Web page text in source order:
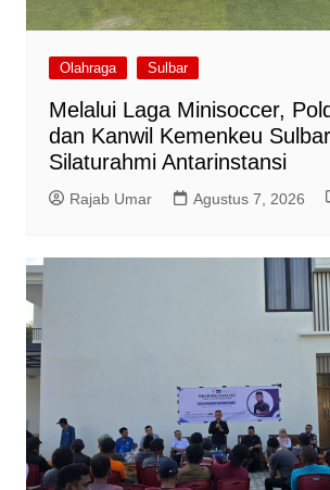
Olahraga Sulbar
Melalui Laga Minisoccer,
dan Kanwil Kemenkeu
Silaturahmi Antarinstansi
Rajab Umar Agustus 7, 2026